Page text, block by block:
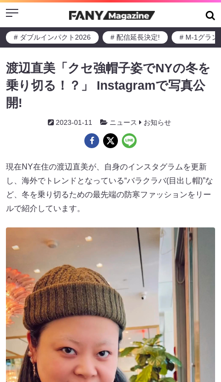
Menu
# ダブルインパクト2026 # 配信延長決定! # M-1グラン
渡辺直美「クセ強帽子姿でNYの冬を
乗り切る！？」 Instagramで写真公
開!
2023-01-11 ニュース お知らせ
現在NY在住の渡辺直美が、自身のインスタグラムを更新
し、海外でトレンドとなっている“バラクラバ(目出し帽)”な
ど、冬を乗り切るための最先端の防寒ファッションをリー
ルで紹介しています。